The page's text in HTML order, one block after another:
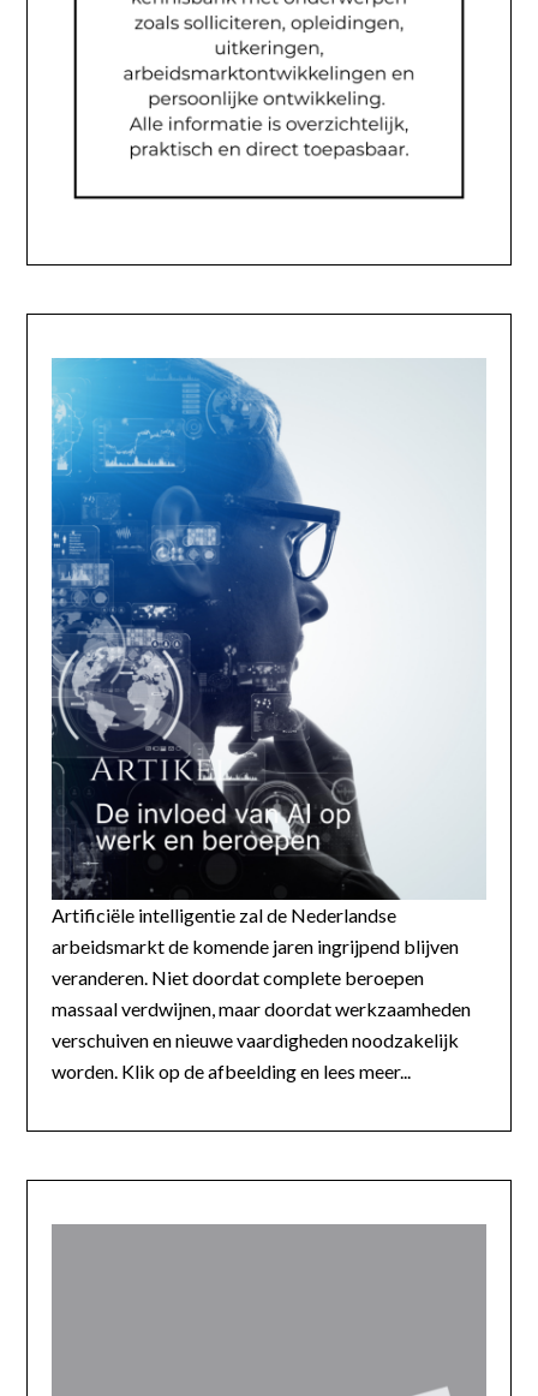
Artificiële intelligentie zal de Nederlandse
arbeidsmarkt de komende jaren ingrijpend blijven
veranderen. Niet doordat complete beroepen
massaal verdwijnen, maar doordat werkzaamheden
verschuiven en nieuwe vaardigheden noodzakelijk
worden. Klik op de afbeelding en lees meer...